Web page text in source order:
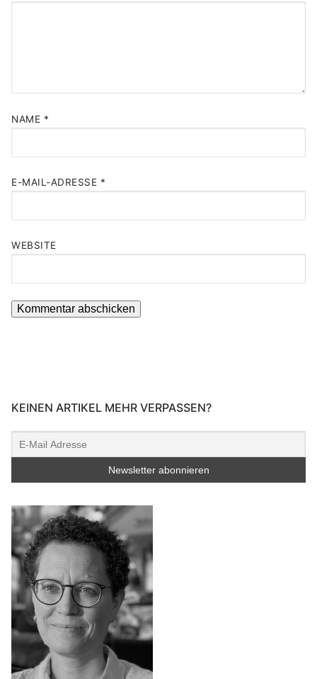
NAME *
E-MAIL-ADRESSE *
WEBSITE
KEINEN ARTIKEL MEHR VERPASSEN?